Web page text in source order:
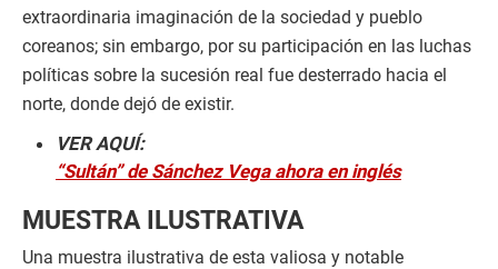
extraordinaria imaginación de la sociedad y pueblo
coreanos; sin embargo, por su participación en las luchas
políticas sobre la sucesión real fue desterrado hacia el
norte, donde dejó de existir.
VER AQUÍ:
“Sultán” de Sánchez Vega ahora en inglés
MUESTRA ILUSTRATIVA
Una muestra ilustrativa de esta valiosa y notable